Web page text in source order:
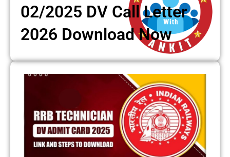
02/2025 DV Call Letter
2026 Download Now